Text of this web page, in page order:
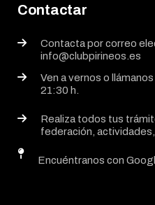
Contactar
Contacta por correo
info@clubpirineos.es
Ven a vernos o
21:30 h.
Realiza todos tus
federación, actividades,
Encuéntranos con